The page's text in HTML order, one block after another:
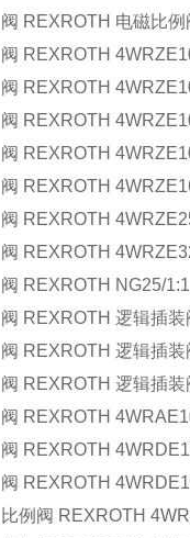
阀 REXROTH 电磁比
阀 REXROTH
阀 REXROTH
阀 REXROTH
阀 REXROTH
阀 REXROTH
阀 REXROTH
阀 REXROTH
阀 REXROTH NG25/
阀 REXROTH 逻辑插
阀 REXROTH 逻辑插
阀 REXROTH 逻辑插
阀 REXROTH
阀 REXROTH
阀 REXROTH
比例阀 REXROTH